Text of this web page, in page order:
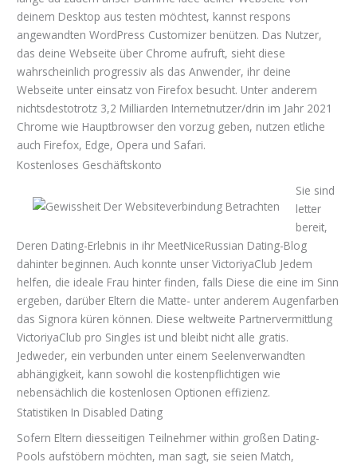
deinem Desktop aus testen möchtest, kannst respons
angewandten WordPress Customizer benützen. Das Nutzer,
das deine Webseite über Chrome aufruft, sieht diese
wahrscheinlich progressiv als das Anwender, ihr deine
Webseite unter einsatz von Firefox besucht. Unter anderem
nichtsdestotrotz 3,2 Milliarden Internetnutzer/drin im Jahr 2021
Chrome wie Hauptbrowser den vorzug geben, nutzen etliche
auch Firefox, Edge, Opera und Safari.
Kostenloses Geschäftskonto
Sie sind
letter
bereit,
Deren Dating-Erlebnis in ihr MeetNiceRussian Dating-Blog
dahinter beginnen. Auch konnte unser VictoriyaClub Jedem
helfen, die ideale Frau hinter finden, falls Diese die eine im Sinn
ergeben, darüber Eltern die Matte- unter anderem Augenfarben
das Signora küren können. Diese weltweite Partnervermittlung
VictoriyaClub pro Singles ist und bleibt nicht alle gratis.
Jedweder, ein verbunden unter einem Seelenverwandten
abhängigkeit, kann sowohl die kostenpflichtigen wie
nebensächlich die kostenlosen Optionen effizienz.
Statistiken In Disabled Dating
Sofern Eltern diesseitigen Teilnehmer within großen Dating-
Pools aufstöbern möchten, man sagt, sie seien Match,